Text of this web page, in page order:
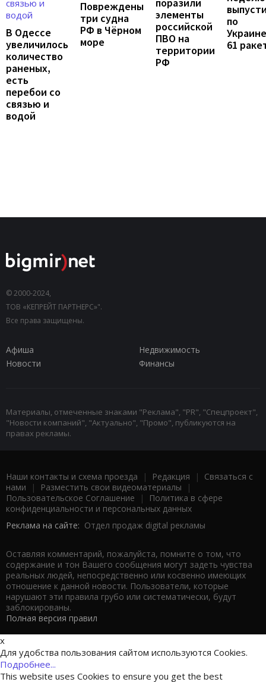
В Одессе
увеличилось
количество
раненых,
есть
перебои со
связью и
водой
Повреждены
три судна
РФ в Чёрном
море
поразили
элементы
российской
ПВО на
территории
РФ
по
Украине
61
© 2000-2024,
ТОВ «КЕПРЕЙТ ПАРТНЕРС»".
Все права защищены.
Афиша
Недвижимость
Новости
Финансы
Материалы, отмеченные знаками "Реклама", "PR", "Спецпроект",
"Новости компаний", "Актуально", "Промо", публикуются на
правах рекламы.
Наши контакты и схема проезда | Редакция | Связаться с
нами | Разместить свои видеоматериалы |
Пользовательское Соглашение |
Политика в сфере
конфиденциальности и персональных данных
Реклама на сайте: Отдел продаж digital рекламы
Оставляя комментарий, пожалуйста, помните о том, что
содержание и тон Вашего сообщения могут задеть чувства
реальных людей, непосредственно или косвенно имеющих
отношение к данной новости. Пользователи, которые
нарушают эти правила грубо или систематически, будут
заблокированы.
Полная версия правил
x
Для удобства пользования сайтом используются Cookies.
Подробнее...
This website uses Cookies to ensure you get the best